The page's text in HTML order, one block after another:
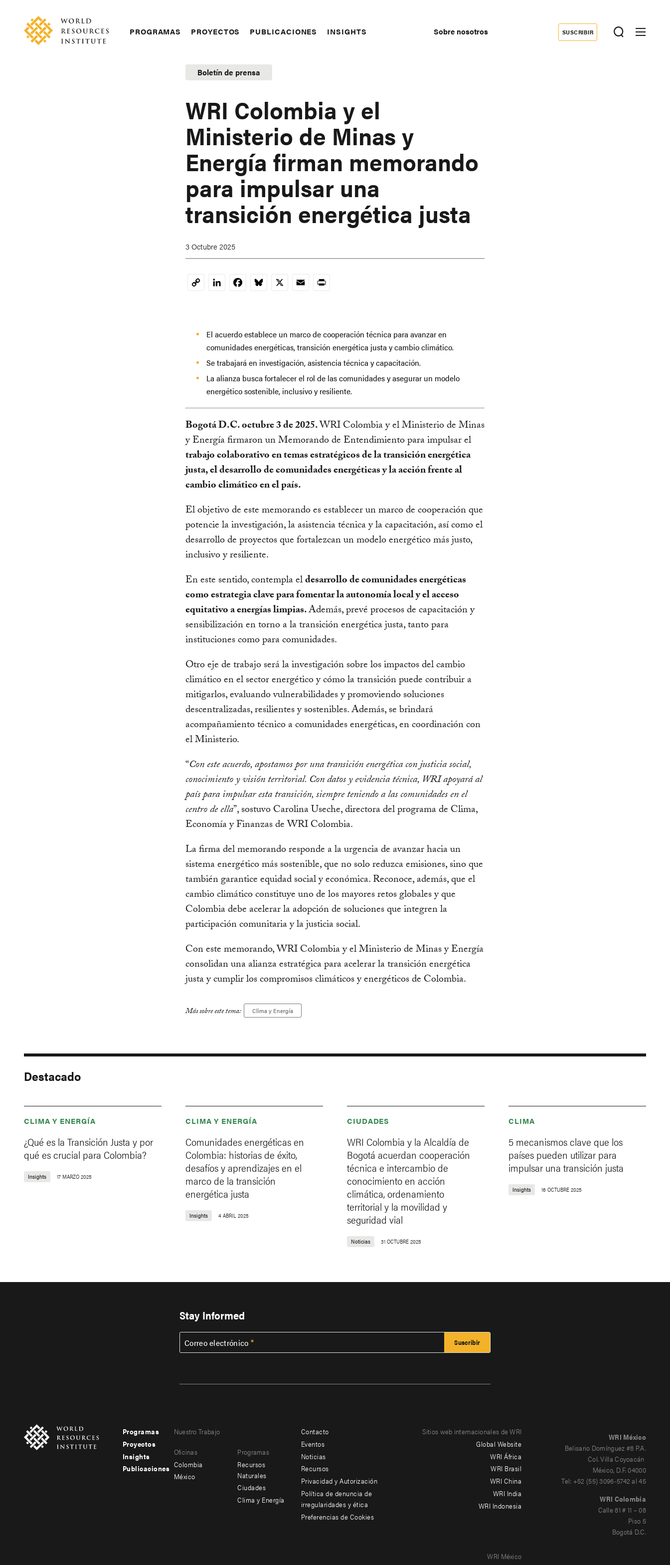
content
Main
PROGRAMAS PROYECTOS PUBLICACIONES INSIGHTS Sobre nosotros
Donate
SUSCRIBIR
Boletín de prensa
WRI Colombia y el
Ministerio de Minas y
Energía firman memorando
para impulsar una
transición energética justa
3 Octubre 2025
CopyLinkedInFacebookBluesky
X EmailPrint
El acuerdo establece un marco de cooperación técnica para avanzar en
comunidades energéticas, transición energética justa y cambio climático.
Se trabajará en investigación, asistencia técnica y capacitación.
La alianza busca fortalecer el rol de las comunidades y asegurar un modelo
energético sostenible, inclusivo y resiliente.
Bogotá D.C. octubre 3 de 2025.WRI Colombia y el Ministerio de Minas
y Energía firmaron un Memorando de Entendimiento para impulsar el
trabajo colaborativo en temas estratégicos de la transición energética
justa, el desarrollo de comunidades energéticas y la acción frente al
cambio climático en el país.
El objetivo de este memorando es establecer un marco de cooperación que
potencie la investigación, la asistencia técnica y la capacitación, así como el
desarrollo de proyectos que fortalezcan un modelo energético más justo,
inclusivo y resiliente.
En este sentido, contempla eldesarrollo de comunidades energéticas
como estrategia clave para fomentar la autonomía local y el acceso
equitativo a energías limpias.Además, prevé procesos de capacitación y
sensibilización en torno a la transición energética justa, tanto para
instituciones como para comunidades.
Otro eje de trabajo será la investigación sobre los impactos del cambio
climático en el sector energético y cómo la transición puede contribuir a
mitigarlos, evaluando vulnerabilidades y promoviendo soluciones
descentralizadas, resilientes y sostenibles. Además, se brindará
acompañamiento técnico a comunidades energéticas, en coordinación con
el Ministerio.
“Con este acuerdo, apostamos por una transición energética con justicia social,
conocimiento y visión territorial. Con datos y evidencia técnica, WRI apoyará al
país para impulsar esta transición, siempre teniendo a las comunidades en el
centro de ella”, sostuvo Carolina Useche, directora del programa de Clima,
Economía y Finanzas de WRI Colombia.
La firma del memorando responde a la urgencia de avanzar hacia un
sistema energético más sostenible, que no solo reduzca emisiones, sino que
también garantice equidad social y económica. Reconoce, además, que el
cambio climático constituye uno de los mayores retos globales y que
Colombia debe acelerar la adopción de soluciones que integren la
participación comunitaria y la justicia social.
Con este memorando, WRI Colombia y el Ministerio de Minas y Energía
consolidan una alianza estratégica para acelerar la transición energética
justa y cumplir los compromisos climáticos y energéticos de Colombia.
Más sobre este tema: Clima y Energía
Destacado
CLIMA Y ENERGÍA
¿Qué es la Transición Justa y por
qué es crucial para Colombia?
Insights 17 MARZO 2025
CLIMA Y ENERGÍA
Comunidades energéticas en
Colombia: historias de éxito,
desafíos y aprendizajes en el
marco de la transición
energética justa
Insights 4 ABRIL 2025
CIUDADES
WRI Colombia y la Alcaldía de
Bogotá acuerdan cooperación
técnica e intercambio de
conocimiento en acción
climática, ordenamiento
territorial y la movilidad y
seguridad vial
Noticias 31 OCTUBRE 2025
CLIMA
5 mecanismos clave que los
países pueden utilizar para
impulsar una transición justa
Insights 16 OCTUBRE 2025
Stay Informed
Correo electrónico
Footer
menu
-
Programas
Proyectos
Insights
Publicaciones
menu
-
Nuestro Trabajo
Oficinas
Colombia
México
Programas
Recursos
Naturales
Ciudades
Clima y Energía
Footer
menu
-
Additional
Contacto
Eventos
Noticias
Recursos
Privacidad y Autorización
Política de denuncia de
irregularidades y ética
Preferencias de Cookies
Sitios web internacionales de WRI
Global Website
WRI África
WRI Brasil
WRI China
WRI India
WRI Indonesia
WRI México
Belisario Domínguez #8 P.A.
Col. Villa Coyoacán
México, D.F. 04000
Tel: +52 (55) 3096-5742 al 45
WRI Colombia
Calle 81 # 11 – 08
Piso 5
Bogotá D.C.
WRI México